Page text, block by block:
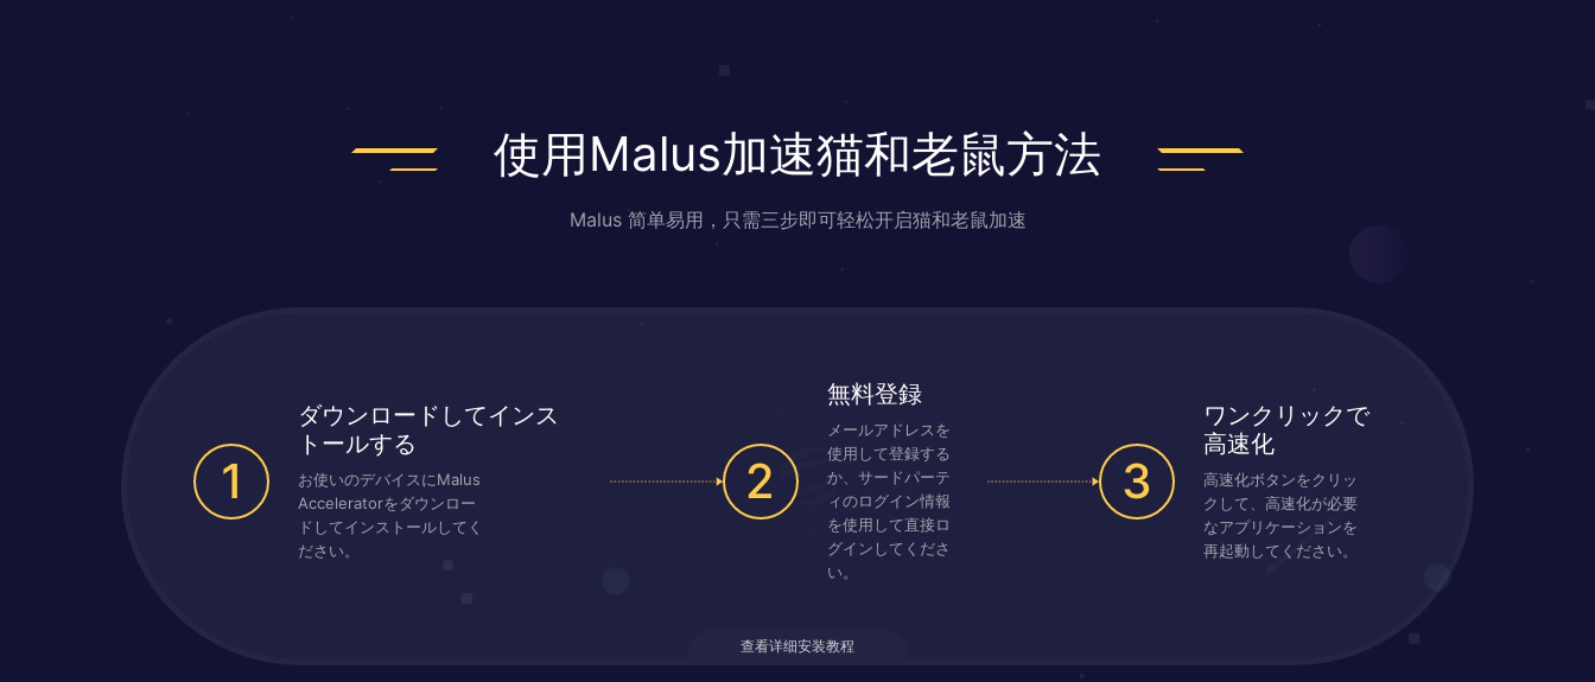
使用Malus加速猫和老鼠方法
Malus 简单易用，只需三步即可轻松开启猫和老鼠加速
1
ダウンロードしてインス
トールする
お使いのデバイスにMalus
Acceleratorをダウンロー
ドしてインストールしてく
ださい。
2
無料登録
メールアドレスを
使用して登録する
か、サードパーテ
ィのログイン情報
を使用して直接ロ
グインしてくださ
い。
3
ワンクリックで
高速化
高速化ボタンをクリッ
クして、高速化が必要
なアプリケーションを
再起動してください。
查看详细安装教程